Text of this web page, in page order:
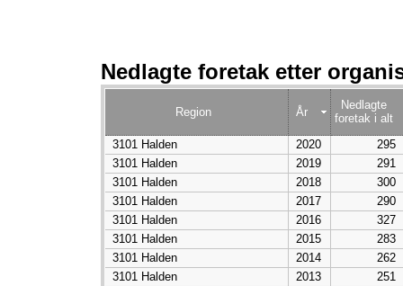
Nedlagte foretak etter
Region År
Nedlagte
foretak i alt
3101 Halden
2020
295
3101 Halden
2019
291
3101 Halden
2018
300
3101 Halden
2017
290
3101 Halden
2016
327
3101 Halden
2015
283
3101 Halden
2014
262
3101 Halden
2013
251